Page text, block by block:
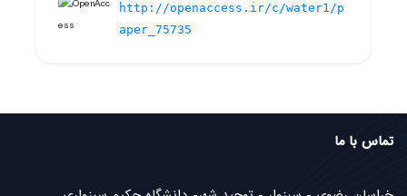
http://openaccess.ir/c/water1/p
aper_75735
تماس با ما